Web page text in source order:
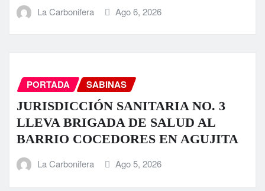
La Carbonifera Ago 6, 2026
PORTADA SABINAS
JURISDICCIÓN SANITARIA NO. 3
LLEVA BRIGADA DE SALUD AL
BARRIO COCEDORES EN AGUJITA
La Carbonifera Ago 5, 2026